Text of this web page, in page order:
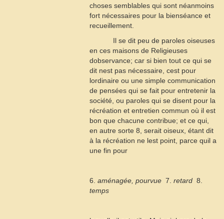
choses semblables qui sont néanmoins
fort nécessaires pour la bienséance et
recueillement.
Il se dit peu de paroles oiseuses
en ces maisons de Religieuses
dobservance; car si bien tout ce qui se
dit nest pas nécessaire, cest pour
lordinaire ou une simple communication
de pensées qui se fait pour entretenir la
société, ou paroles qui se disent pour la
récréation et entretien commun où il est
bon que chacune contribue; et ce qui,
en autre sorte 8 , serait oiseux, étant dit
à la récréation ne lest point, parce quil a
une fin pour
6. aménagée, pourvue  7. retard  8.
temps